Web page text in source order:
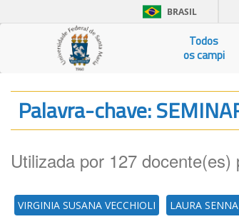
BRASIL
Todos
os campi
Palavra-chave:
Utilizada por 127
VIRGINIA SUSANA VECCHIOLI LAURA